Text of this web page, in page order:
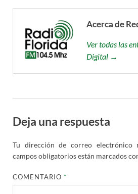
Acerca de
Ver todas las
Digital →
Deja una respuesta
Tu dirección de correo electrónico
campos obligatorios están marcados
COMENTARIO*